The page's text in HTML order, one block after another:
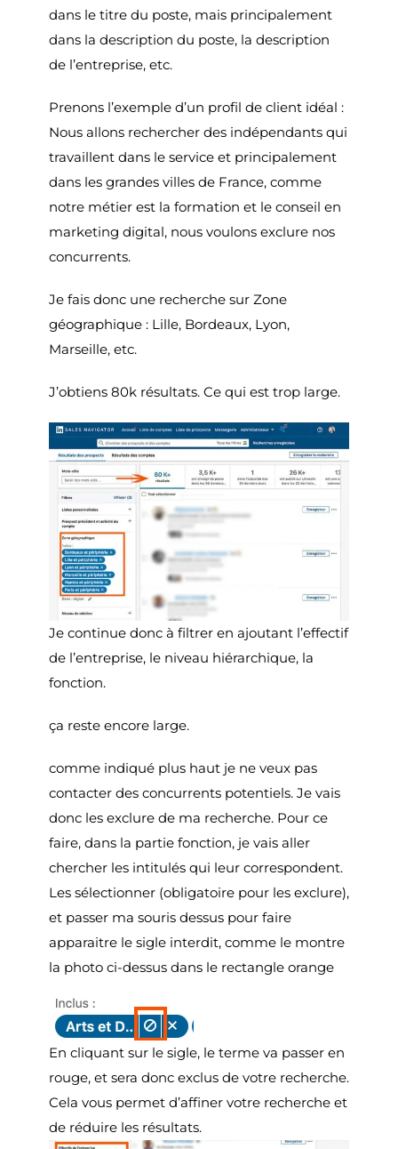
dans le titre du poste, mais principalement
dans la description du poste, la description
de l’entreprise, etc.
Prenons l’exemple d’un profil de client idéal :
Nous allons rechercher des indépendants qui
travaillent dans le service et principalement
dans les grandes villes de France, comme
notre métier est la formation et le conseil en
marketing digital, nous voulons exclure nos
concurrents.
Je fais donc une recherche sur Zone
géographique : Lille, Bordeaux, Lyon,
Marseille, etc.
J’obtiens 80k résultats. Ce qui est trop large.
Je continue donc à filtrer en ajoutant l’effectif
de l’entreprise, le niveau hiérarchique, la
fonction.
ça reste encore large.
comme indiqué plus haut je ne veux pas
contacter des concurrents potentiels. Je vais
donc les exclure de ma recherche. Pour ce
faire, dans la partie fonction, je vais aller
chercher les intitulés qui leur correspondent.
Les sélectionner (obligatoire pour les exclure),
et passer ma souris dessus pour faire
apparaitre le sigle interdit, comme le montre
la photo ci-dessus dans le rectangle orange
En cliquant sur le sigle, le terme va passer en
rouge, et sera donc exclus de votre recherche.
Cela vous permet d’affiner votre recherche et
de réduire les résultats.